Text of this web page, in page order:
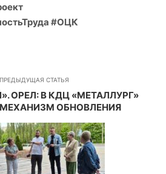
#ОЦК
СТАТЬЯ
ОРЕЛ: В КДЦ «МЕТАЛЛУРГ»
ОБНОВЛЕНИЯ